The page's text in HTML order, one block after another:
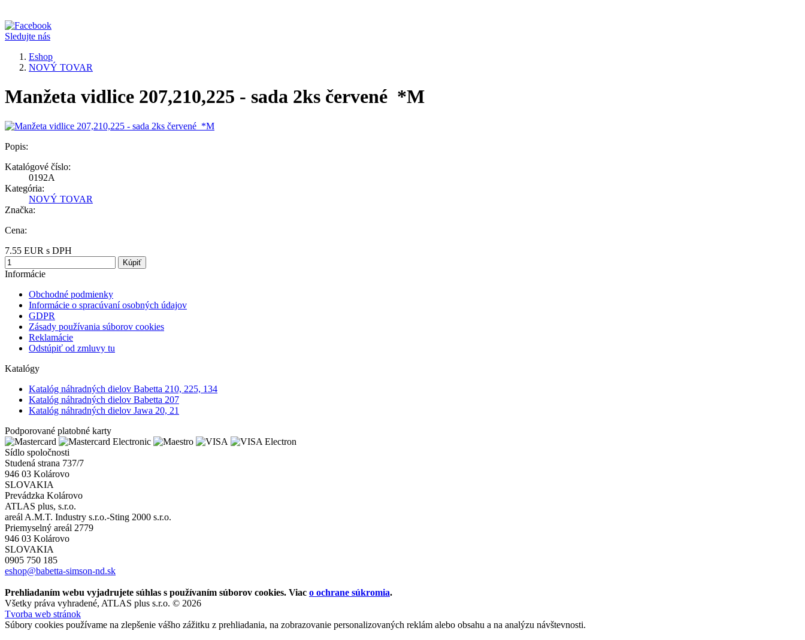
Sledujte nás
Eshop
NOVÝ TOVAR
Manžeta vidlice 207,210,225 - sada 2ks červené *M
Popis:
Katalógové číslo:
0192A
Kategória:
NOVÝ TOVAR
Značka:
Cena:
7.55 EUR s DPH
Kúpiť
Informácie
Obchodné podmienky
Informácie o spracúvaní osobných údajov
GDPR
Zásady používania súborov cookies
Reklamácie
Odstúpiť od zmluvy tu
Katalógy
Katalóg náhradných dielov Babetta 210, 225, 134
Katalóg náhradných dielov Babetta 207
Katalóg náhradných dielov Jawa 20, 21
Podporované platobné karty
Sídlo spoločnosti
Studená strana 737/7
946 03 Kolárovo
SLOVAKIA
Prevádzka Kolárovo
ATLAS plus, s.r.o.
areál A.M.T. Industry s.r.o.-Sting 2000 s.r.o.
Priemyselný areál 2779
946 03 Kolárovo
SLOVAKIA
0905 750 185
eshop@babetta-simson-nd.sk
Prehliadaním webu vyjadrujete súhlas s používaním súborov cookies. Viac o ochrane súkromia.
Všetky práva vyhradené, ATLAS plus s.r.o. © 2026
Tvorba web stránok
Súbory cookies používame na zlepšenie vášho zážitku z prehliadania, na zobrazovanie personalizovaných reklám alebo obsahu a na analýzu návštevnosti.